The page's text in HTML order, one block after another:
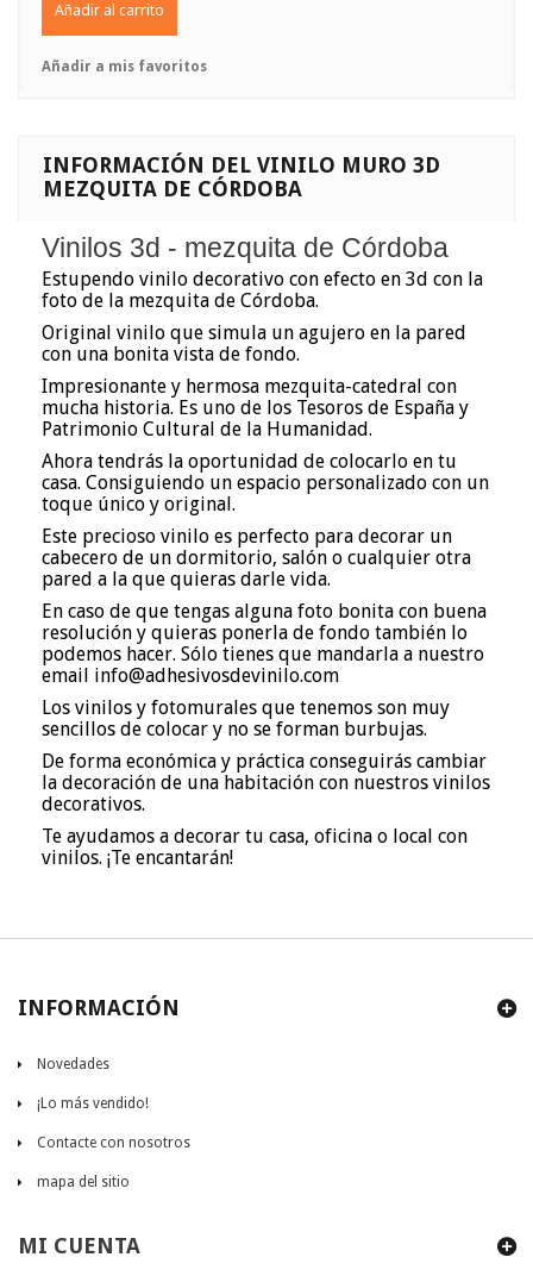
Añadir al carrito
Añadir a mis favoritos
INFORMACIÓN DEL VINILO MURO 3D
MEZQUITA DE CÓRDOBA
Vinilos 3d - mezquita de Córdoba
Estupendo vinilo decorativo con efecto en 3d con la
foto de la mezquita de Córdoba.
Original vinilo que simula un agujero en la pared
con una bonita vista de fondo.
Impresionante y hermosa mezquita-catedral con
mucha historia. Es uno de los Tesoros de España y
Patrimonio Cultural de la Humanidad.
Ahora tendrás la oportunidad de colocarlo en tu
casa. Consiguiendo un espacio personalizado con un
toque único y original.
Este precioso vinilo es perfecto para decorar un
cabecero de un dormitorio, salón o cualquier otra
pared a la que quieras darle vida.
En caso de que tengas alguna foto bonita con buena
resolución y quieras ponerla de fondo también lo
podemos hacer. Sólo tienes que mandarla a nuestro
email info@adhesivosdevinilo.com
Los vinilos y fotomurales que tenemos son muy
sencillos de colocar y no se forman burbujas.
De forma económica y práctica conseguirás cambiar
la decoración de una habitación con nuestros vinilos
decorativos.
Te ayudamos a decorar tu casa, oficina o local con
vinilos. ¡Te encantarán!
INFORMACIÓN
Novedades
¡Lo más vendido!
Contacte con nosotros
mapa del sitio
MI CUENTA